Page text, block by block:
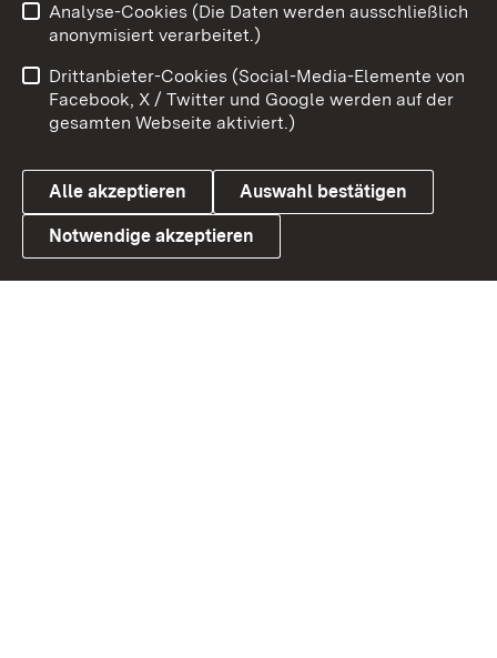
Link zum Landesportal
Impressum
Kontakt
Barrierefreiheit
Datenschutz
Cookies
Analyse-Cookies (Die Daten werden ausschließlich
anonymisiert verarbeitet.)
Drittanbieter-Cookies (Social-Media-Elemente von
Facebook, X / Twitter und Google werden auf der
gesamten Webseite aktiviert.)
Alle akzeptieren Auswahl bestätigen
Notwendige akzeptieren